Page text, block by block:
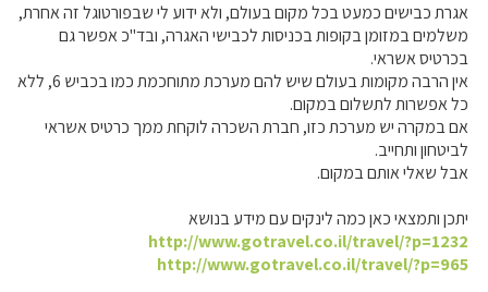
אגרת כבישים כמעט בכל מקום בעולם, ולא ידוע לי שבפורטוגל זה אחרת,
משלמים במזומן בקופות בכניסות לכבישי האגרה, ובד"כ אפשר גם
בכרטיס אשראי.
אין הרבה מקומות בעולם שיש להם מערכת מתוחכמת כמו בכביש 6, ללא
כל אפשרות לתשלום במקום.
אם במקרה יש מערכת כזו, חברת השכרה לוקחת ממך כרטיס אשראי
לביטחון ותחייב.
אבל שאלי אותם במקום.
יתכן ותמצאי כאן כמה לינקים עם מידע בנושא
http://www.gotravel.co.il/travel/?p=1232
http://www.gotravel.co.il/travel/?p=965